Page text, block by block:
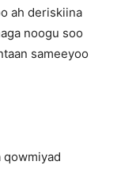
ah deriskiina
noogu soo
sameeyoo
qowmiyad